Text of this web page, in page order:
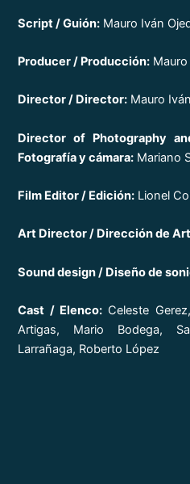
Script / Guión: Mauro Iván
Producer / Producción:
Director / Director: Mauro
Director of Photography
Fotografía y cámara: Mariano
Film Editor / Edición: Lionel
Art Director / Dirección de
Sound design / Diseño de
Cast / Elenco: Celeste
Artigas, Mario Bodega,
Larrañaga, Roberto López